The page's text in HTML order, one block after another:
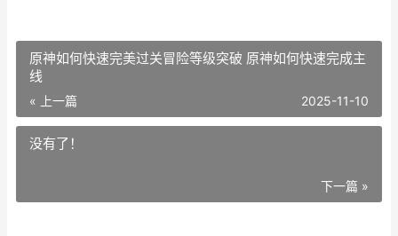
原神如何快速完美过关冒险等级突破 原神如何快速完成主
线
« 上一篇 2025-11-10
没有了！
下一篇 »